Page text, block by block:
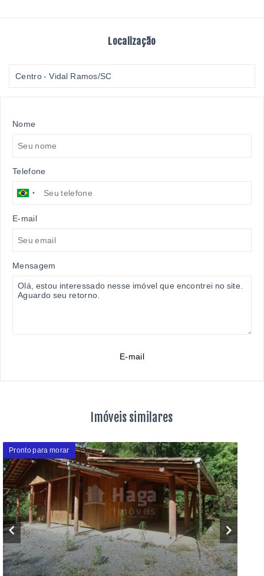
Localização
Centro - Vidal Ramos/SC
Nome
Telefone
E-mail
Mensagem
E-mail
Imóveis similares
Pronto para morar